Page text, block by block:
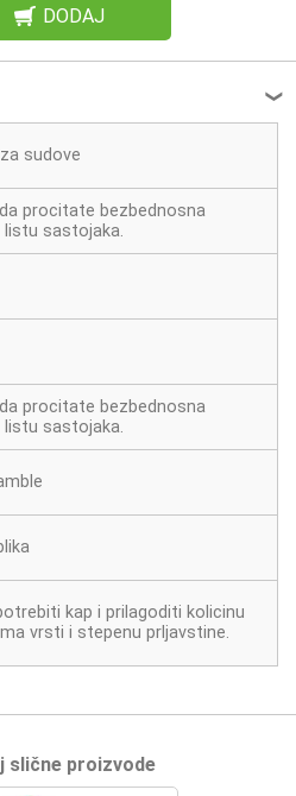
DODAJ
❮
sudove
procitate bezbednosna
listu sastojaka.
procitate bezbednosna
listu sastojaka.
kap i prilagoditi kolicinu
vrsti i stepenu prljavstine.
slične proizvode